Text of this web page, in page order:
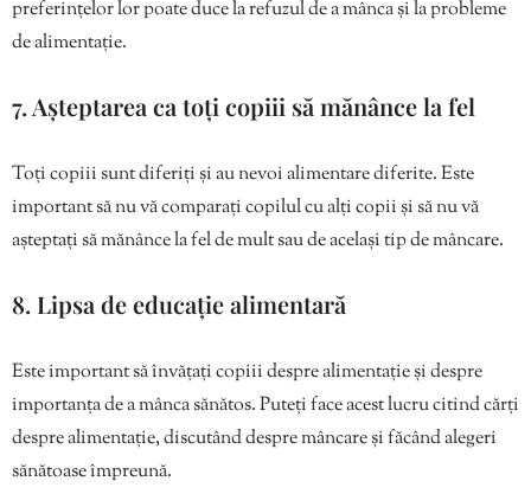
preferințelor lor poate duce la refuzul de a mânca și la probleme
de alimentație.
7. Așteptarea ca toți copiii să mănânce la fel
Toți copiii sunt diferiți și au nevoi alimentare diferite. Este
important să nu vă comparați copilul cu alți copii și să nu vă
așteptați să mănânce la fel de mult sau de același tip de mâncare.
8. Lipsa de educație alimentară
Este important să învățați copiii despre alimentație și despre
importanța de a mânca sănătos. Puteți face acest lucru citind cărți
despre alimentație, discutând despre mâncare și făcând alegeri
sănătoase împreună.